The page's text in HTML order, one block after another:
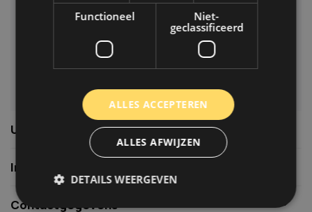
Veelgestelde vragen
06-39119169
info@autoklusser.nl
Usefull links
Informatie
Contactgegevens
Functioneel
Niet-
geclassificeerd
ALLES ACCEPTEREN
ALLES AFWIJZEN
DETAILS WEERGEVEN